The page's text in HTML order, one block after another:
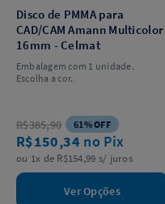
Disco de PMMA para
CAD/CAM Amann Multicolor
16mm - Celmat
Embalagem com 1 unidade.
Escolha a cor.
R$385,90 61% OFF
R$150,34 no Pix
ou 1x de R$154,99 s/ juros
Ver Opções